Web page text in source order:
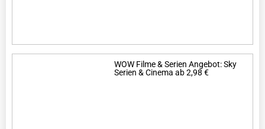
WOW Filme & Serien Angebot: Sky
Serien & Cinema ab 2,98 €